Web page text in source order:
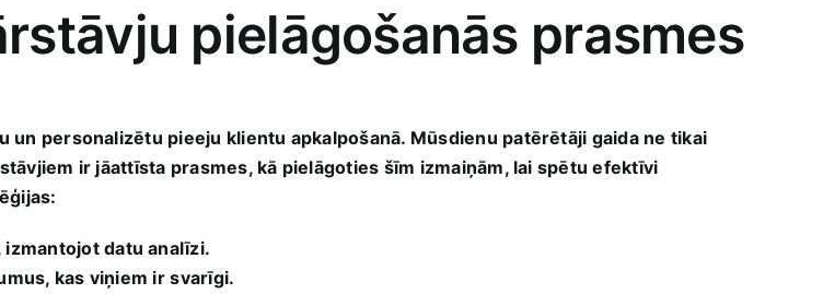
pielāgošanās prasmes
personalizētu pieeju ‌klientu apkalpošanā. Mūsdienu ‍patērētāji gaida ne tikai
ir jāattīsta prasmes, kā pielāgoties šīm izmaiņām, lai‌ spētu efektīvi
datu analīzi.
kas viņiem ir⁤ svarīgi.